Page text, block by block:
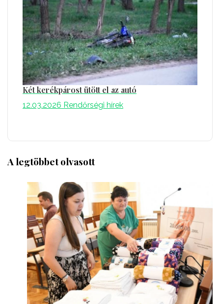
Két kerékpárost ütött el az autó
12.03.2026 Rendőrségi hírek
A legtöbbet olvasott